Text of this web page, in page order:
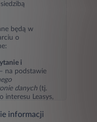
będą w
o
i
– na podstawie
danych (tj.
interesu Leasys,
informacji